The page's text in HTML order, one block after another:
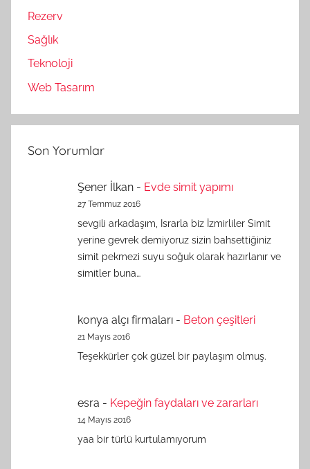
Rezerv
Sağlık
Teknoloji
Web Tasarım
Son Yorumlar
Şener İlkan - Evde simit yapımı
27 Temmuz 2016
sevgili arkadaşım, Israrla biz İzmirliler Simit
yerine gevrek demiyoruz sizin bahsettiğiniz
simit pekmezi suyu soğuk olarak hazırlanır ve
simitler buna…
konya alçı firmaları - Beton çeşitleri
21 Mayıs 2016
Teşekkürler çok güzel bir paylaşım olmuş.
esra - Kepeğin faydaları ve zararları
14 Mayıs 2016
yaa bir türlü kurtulamıyorum